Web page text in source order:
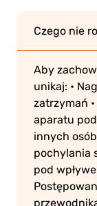
Czego nie
Aby
unikaj: •
zatrzymań
aparatu
innych
pochylania
pod